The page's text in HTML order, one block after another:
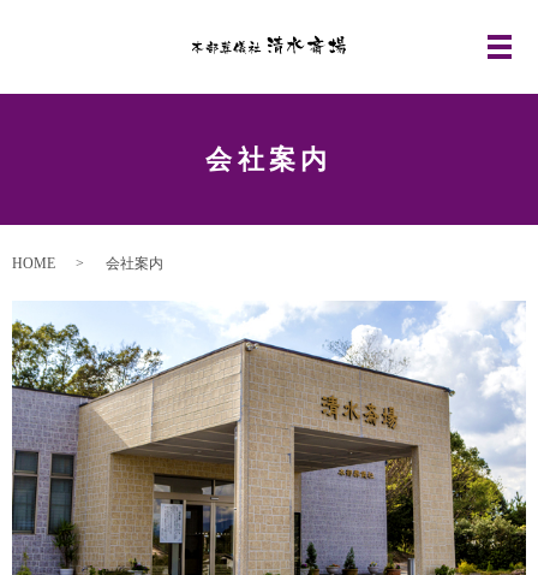
メ
会社案内
HOME 会社案内